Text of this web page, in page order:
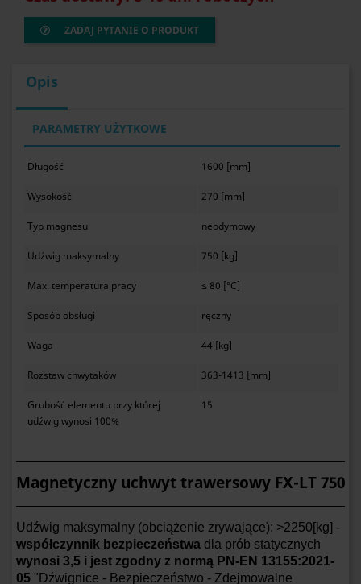
ZADAJ PYTANIE O PRODUKT
Opis
PARAMETRY UŻYTKOWE
Długość 1600 [mm]
Wysokość 270 [mm]
Typ magnesu neodymowy
Udźwig maksymalny 750 [kg]
Max. temperatura pracy ≤ 80 [°C]
Sposób obsługi ręczny
Waga 44 [kg]
Rozstaw chwytaków 363-1413 [mm]
Grubość elementu przy której
udźwig wynosi 100%
15
Magnetyczny uchwyt trawersowy FX-LT 750
Udźwig maksymalny (obciążenie zrywające): >2250[kg] -
współczynnik bezpieczeństwa dla prób statycznych
wynosi 3,5 i jest zgodny z normą PN-EN 13155:2021-
05 "Dźwignice - Bezpieczeństwo - Zdejmowalne